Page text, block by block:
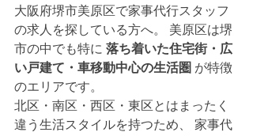
大阪府堺市美原区で家事代行スタッフ
の求人を探している方へ。 美原区は堺
市の中でも特に 落ち着いた住宅街・広
い戸建て・車移動中心の生活圏 が特徴
のエリアです。
北区・南区・西区・東区とはまったく
違う生活スタイルを持つため、 家事代